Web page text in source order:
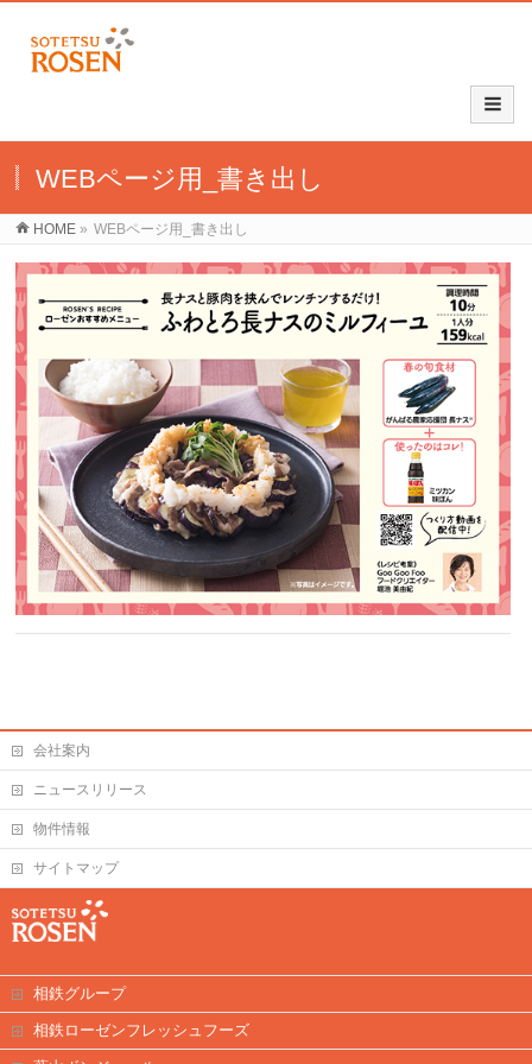
WEBページ用_書き出し
HOME » WEBページ用_書き出し
会社案内
ニュースリリース
物件情報
サイトマップ
相鉄グループ
相鉄ローゼンフレッシュフーズ